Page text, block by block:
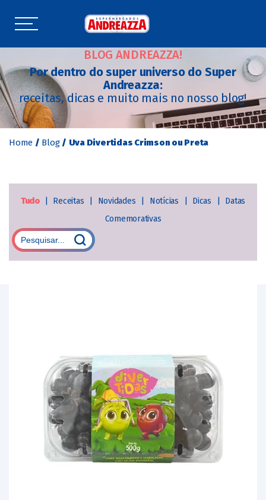
BLOG ANDREAZZA!
Por dentro do super universo do Super
Andreazza:
receitas, dicas e muito mais no nosso blog!
Home / Blog / Uva Divertidas Crimson ou Preta
Tudo Receitas Novidades Notícias Dicas
Datas
Comemorativas